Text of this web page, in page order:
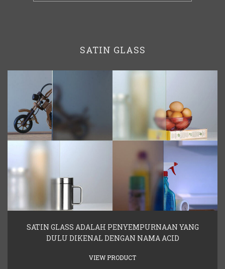
SATIN GLASS
SATIN GLASS ADALAH PENYEMPURNAAN YANG
DULU DIKENAL DENGAN NAMA ACID
VIEW PRODUCT